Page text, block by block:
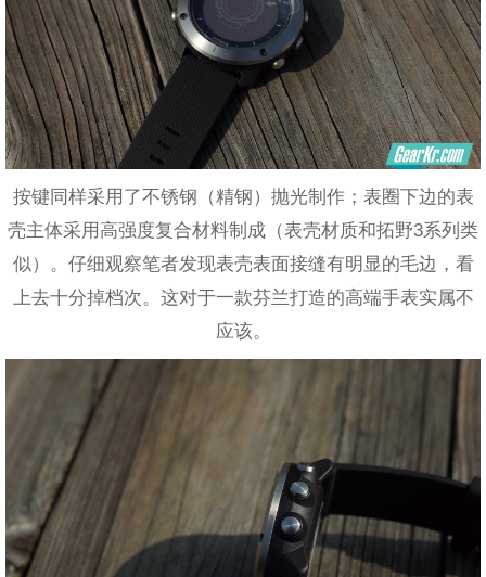
按键同样采用了不锈钢（精钢）抛光制作；表圈下边的表
壳主体采用高强度复合材料制成（表壳材质和拓野3系列类
似）。仔细观察笔者发现表壳表面接缝有明显的毛边，看
上去十分掉档次。这对于一款芬兰打造的高端手表实属不
应该。